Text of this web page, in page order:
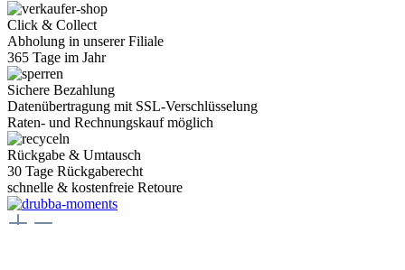
Click & Collect
Abholung in unserer Filiale
365 Tage im Jahr
Sichere Bezahlung
Datenübertragung mit SSL-Verschlüsselung
Raten- und Rechnungskauf möglich
Rückgabe & Umtausch
30 Tage Rückgaberecht
schnelle & kostenfreie Retoure